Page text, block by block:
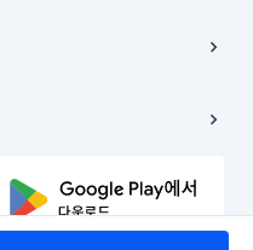
거래당사자에게 있습니다.